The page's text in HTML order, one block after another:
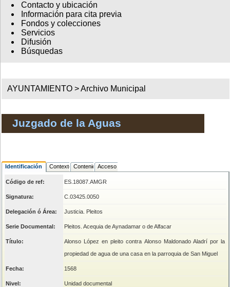
Contacto y ubicación
Información para cita previa
Fondos y colecciones
Servicios
Difusión
Búsquedas
AYUNTAMIENTO >Archivo Municipal
Juzgado de la Aguas
Identificación Contexto ContenidoAcceso
Código de ref: ES.18087.AMGR
Signatura: C.03425.0050
Delegación ó Área: Justicia. Pleitos
Serie Documental: Pleitos. Acequia de Aynadamar o de Alfacar
Título:
Alonso López en pleito contra Alonso Maldonado Aladrí por la
propiedad de agua de una casa en la parroquia de San Miguel
Fecha: 1568
Nivel: Unidad documental